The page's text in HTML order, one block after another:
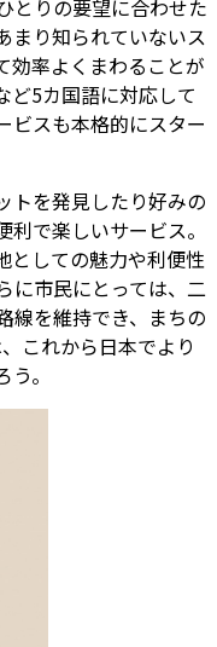
とりの要望に合わせた
まり知られていないス
効率よくまわることが
ど5カ国語に対応して
ビスも本格的にスター
トを発見したり好みの
で楽しいサービス。
としての魅力や利便性
に市民にとっては、二
線を維持でき、まちの
これから日本でより
。